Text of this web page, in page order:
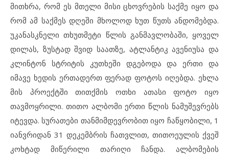
მითხრა, რომ ეს მთელი მისი ცხოვრების საქმე იყო და
რომ ამ საქმეს დღეში მხოლოდ ხუთ წუთს ანდომებდა.
უკანასკნელი თხუთმეტი წლის განმავლობაში, ყოველ
დილას, ზუსტად შვიდ საათზე, ატლანტიკ ავენიუსა და
კლინტონ სტრიტის კუთხეში დგებოდა და ერთი და
იმავე ხედის ერთადერთ ფერად ფოტოს იღებდა. ეხლა
მის პროექტში თითქმის ოთხი ათასი ფოტო იყო
თავმოყრილი. თითო ალბომი ერთი წლის ნამუშევრებს
იტევდა. სურათები თანმიმდევრობით იყო ჩაწყობილი, 1
იანვრიდან 31 დეკემბრის ჩათვლით, თითოეულის ქვეშ
კოხტად მიწერილი თარიღი ჩანდა. ალბომების